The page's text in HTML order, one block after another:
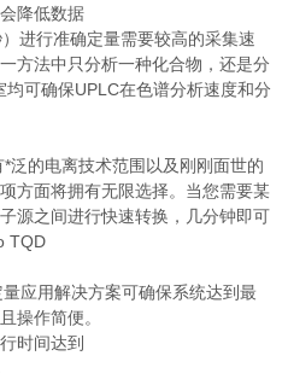
降低数据
进行准确定量需要较高的采集速
方法中只分析一种化合物，还是分
可确保UPLC在色谱分析速度和分
泛的电离技术范围以及刚刚面世的
方面将拥有无限选择。当您需要某
源之间进行快速转换，几分钟即可
TQD
应用解决方案可确保系统达到最
操作简便。
时间达到